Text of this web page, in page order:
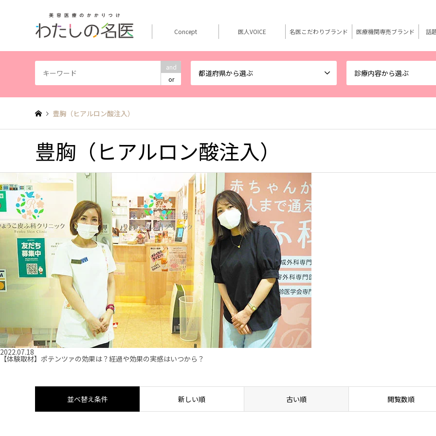
and
or
都道府県から選ぶ 診療内容から選ぶ
Concept 医人VOICE 名医こだわりブランド 医療機関専売ブランド 話
豊胸（ヒアルロン酸注入）
豊胸（ヒアルロン酸注入）
2022.07.18
【体験取材】ポテンツァの効果は？経過や効果の実感はいつから？
並べ替え条件 新しい順 古い順 閲覧数順